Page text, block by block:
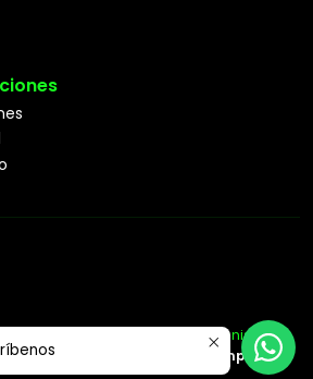
Deportiva Especialista en Tenis.
Desarrollado por Jumpseller